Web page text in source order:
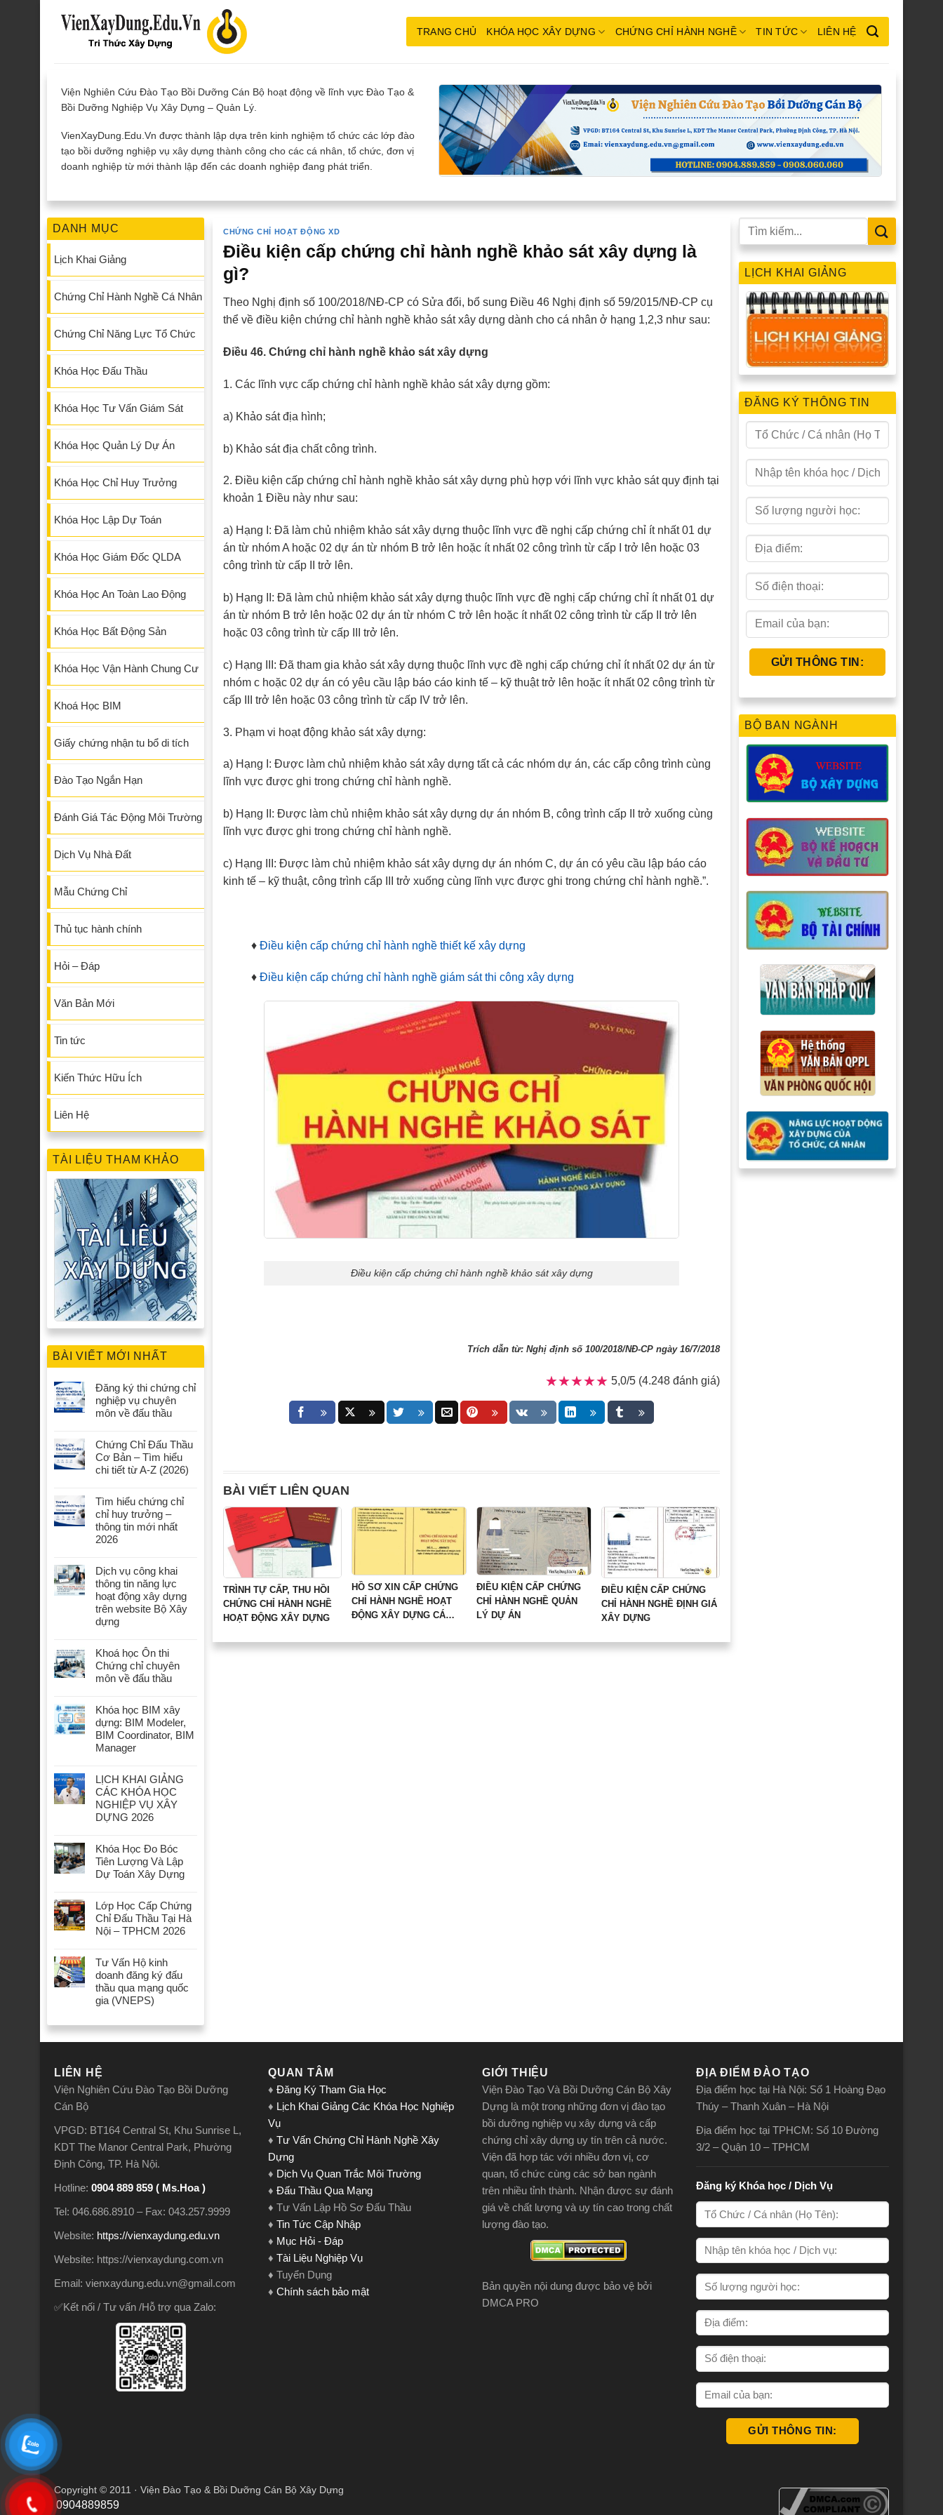
TRANG CHỦ KHÓA HỌC XÂY DỰNG CHỨNG CHỈ HÀNH NGHỀ TIN TỨC LIÊN HỆ
Viện Nghiên Cứu Đào Tạo Bồi Dưỡng Cán Bộ hoạt động về lĩnh vực Đào Tạo &
Bồi Dưỡng Nghiệp Vụ Xây Dựng – Quản Lý.
VienXayDung.Edu.Vn được thành lập dựa trên kinh nghiệm tổ chức các lớp đào
tạo bồi dưỡng nghiệp vụ xây dựng thành công cho các cá nhân, tổ chức, đơn vị
doanh nghiệp từ mới thành lập đến các doanh nghiệp đang phát triển.
0904889859
DANH MỤC
Lịch Khai Giảng
Chứng Chỉ Hành Nghề Cá Nhân
Chứng Chỉ Năng Lực Tổ Chức
Khóa Học Đấu Thầu
Khóa Học Tư Vấn Giám Sát
Khóa Học Quản Lý Dự Án
Khóa Học Chỉ Huy Trưởng
Khóa Học Lập Dự Toán
Khóa Học Giám Đốc QLDA
Khóa Học An Toàn Lao Động
Khóa Học Bất Động Sản
Khóa Học Vận Hành Chung Cư
Khoá Học BIM
Giấy chứng nhận tu bổ di tích
Đào Tạo Ngắn Hạn
Đánh Giá Tác Động Môi Trường
Dịch Vụ Nhà Đất
Mẫu Chứng Chỉ
Thủ tục hành chính
Hỏi – Đáp
Văn Bản Mới
Tin tức
Kiến Thức Hữu Ích
Liên Hệ
TÀI LIỆU THAM KHẢO
BÀI VIẾT MỚI NHẤT
Đăng ký thi chứng chỉ
nghiệp vụ chuyên
môn về đấu thầu
Chứng Chỉ Đấu Thầu
Cơ Bản – Tìm hiểu
chi tiết từ A-Z (2026)
Tìm hiểu chứng chỉ
chỉ huy trưởng –
thông tin mới nhất
2026
Dịch vụ công khai
thông tin năng lực
hoạt động xây dựng
trên website Bộ Xây
dựng
Khoá học Ôn thi
Chứng chỉ chuyên
môn về đấu thầu
Khóa học BIM xây
dựng: BIM Modeler,
BIM Coordinator, BIM
Manager
LỊCH KHAI GIẢNG
CÁC KHÓA HỌC
NGHIỆP VỤ XÂY
DỰNG 2026
Khóa Học Đo Bóc
Tiên Lượng Và Lập
Dự Toán Xây Dựng
Lớp Học Cấp Chứng
Chỉ Đấu Thầu Tại Hà
Nội – TPHCM 2026
Tư Vấn Hộ kinh
doanh đăng ký đấu
thầu qua mạng quốc
gia (VNEPS)
CHỨNG CHỈ HOẠT ĐỘNG XD
Điều kiện cấp chứng chỉ hành nghề khảo sát xây dựng là
gì?
Theo Nghị định số 100/2018/NĐ-CP có Sửa đổi, bổ sung Điều 46 Nghị định số 59/2015/NĐ-CP cụ
thể về điều kiện chứng chỉ hành nghề khảo sát xây dựng dành cho cá nhân ở hạng 1,2,3 như sau:
Điều 46. Chứng chỉ hành nghề khảo sát xây dựng
1. Các lĩnh vực cấp chứng chỉ hành nghề khảo sát xây dựng gồm:
a) Khảo sát địa hình;
b) Khảo sát địa chất công trình.
2. Điều kiện cấp chứng chỉ hành nghề khảo sát xây dựng phù hợp với lĩnh vực khảo sát quy định tại
khoản 1 Điều này như sau:
a) Hạng I: Đã làm chủ nhiệm khảo sát xây dựng thuộc lĩnh vực đề nghị cấp chứng chỉ ít nhất 01 dự
án từ nhóm A hoặc 02 dự án từ nhóm B trở lên hoặc ít nhất 02 công trình từ cấp I trở lên hoặc 03
công trình từ cấp II trở lên.
b) Hạng II: Đã làm chủ nhiệm khảo sát xây dựng thuộc lĩnh vực đề nghị cấp chứng chỉ ít nhất 01 dự
án từ nhóm B trở lên hoặc 02 dự án từ nhóm C trở lên hoặc ít nhất 02 công trình từ cấp II trở lên
hoặc 03 công trình từ cấp III trở lên.
c) Hạng III: Đã tham gia khảo sát xây dựng thuộc lĩnh vực đề nghị cấp chứng chỉ ít nhất 02 dự án từ
nhóm c hoặc 02 dự án có yêu cầu lập báo cáo kinh tế – kỹ thuật trở lên hoặc ít nhất 02 công trình từ
cấp III trở lên hoặc 03 công trình từ cấp IV trở lên.
3. Phạm vi hoạt động khảo sát xây dựng:
a) Hạng I: Được làm chủ nhiệm khảo sát xây dựng tất cả các nhóm dự án, các cấp công trình cùng
lĩnh vực được ghi trong chứng chỉ hành nghề.
b) Hạng II: Được làm chủ nhiệm khảo sát xây dựng dự án nhóm B, công trình cấp II trở xuống cùng
lĩnh vực được ghi trong chứng chỉ hành nghề.
c) Hạng III: Được làm chủ nhiệm khảo sát xây dựng dự án nhóm C, dự án có yêu cầu lập báo cáo
kinh tế – kỹ thuật, công trình cấp III trở xuống cùng lĩnh vực được ghi trong chứng chỉ hành nghề.”.
♦ Điều kiện cấp chứng chỉ hành nghề thiết kế xây dựng
♦ Điều kiện cấp chứng chỉ hành nghề giám sát thi công xây dựng
Điều kiện cấp chứng chỉ hành nghề khảo sát xây dựng
Trích dẫn từ: Nghị định số 100/2018/NĐ-CP ngày 16/7/2018
★★★★★
★★★★★ 5,0/5 (4.248 đánh giá)
BÀI VIẾT LIÊN QUAN
TRÌNH TỰ CẤP, THU HỒI
CHỨNG CHỈ HÀNH NGHỀ
HOẠT ĐỘNG XÂY DỰNG
HỒ SƠ XIN CẤP CHỨNG
CHỈ HÀNH NGHỀ HOẠT
ĐỘNG XÂY DỰNG CÁ
ĐIỀU KIỆN CẤP CHỨNG
CHỈ HÀNH NGHỀ QUẢN
LÝ DỰ ÁN
ĐIỀU KIỆN CẤP CHỨNG
CHỈ HÀNH NGHỀ ĐỊNH GIÁ
XÂY DỰNG
LỊCH KHAI GIẢNG
ĐĂNG KÝ THÔNG TIN
BỘ BAN NGÀNH
LIÊN HỆ
Viện Nghiên Cứu Đào Tạo Bồi Dưỡng
Cán Bộ
VPGD: BT164 Central St, Khu Sunrise L,
KDT The Manor Central Park, Phường
Định Công, TP. Hà Nội.
Hotline: 0904 889 859 ( Ms.Hoa )
Tel: 046.686.8910 – Fax: 043.257.9999
Website: https://vienxaydung.edu.vn
Website: https://vienxaydung.com.vn
Email: vienxaydung.edu.vn@gmail.com
✅Kết nối / Tư vấn /Hỗ trợ qua Zalo:
QUAN TÂM
♦ Đăng Ký Tham Gia Học
♦ Lịch Khai Giảng Các Khóa Học Nghiệp
Vụ
♦ Tư Vấn Chứng Chỉ Hành Nghề Xây
Dựng
♦ Dịch Vụ Quan Trắc Môi Trường
♦ Đấu Thầu Qua Mạng
♦ Tư Vấn Lập Hồ Sơ Đấu Thầu
♦ Tin Tức Cập Nhập
♦ Mục Hỏi - Đáp
♦ Tài Liệu Nghiệp Vụ
♦ Tuyển Dụng
♦ Chính sách bảo mật
GIỚI THIỆU
Viện Đào Tạo Và Bồi Dưỡng Cán Bộ Xây
Dựng là một trong những đơn vị đào tạo
bồi dưỡng nghiệp vụ xây dựng và cấp
chứng chỉ xây dựng uy tín trên cả nước.
Viện đã hợp tác với nhiều đơn vị, cơ
quan, tổ chức cùng các sở ban ngành
trên nhiều tỉnh thành. Nhận được sự đánh
giá về chất lượng và uy tín cao trong chất
lượng đào tạo.
Bản quyền nội dung được bảo vệ bởi
DMCA PRO
ĐỊA ĐIỂM ĐÀO TẠO
Địa điểm học tại Hà Nội: Số 1 Hoàng Đạo
Thúy – Thanh Xuân – Hà Nội
Địa điểm học tại TPHCM: Số 10 Đường
3/2 – Quận 10 – TPHCM
Đăng ký Khóa học / Dịch Vụ
Copyright © 2011 · Viện Đào Tạo & Bồi Dưỡng Cán Bộ Xây Dựng